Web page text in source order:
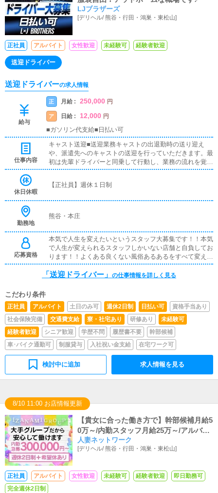
LJブラザーズ
[デリヘル/熊谷・行田・鴻巣・東松山]
正社員 アルバイト 女性歓迎 未経験可 経験者歓迎
送迎ドライバー
送迎ドライバーの求人情報
給与
正 月給 : 250,000 円
ア 日給 : 12,000 円
■ガソリン代支給■日払い可
仕事内容
キャスト送迎■送迎業務キャストの出退勤時の送り迎え
や、派遣先へのキャストの送迎を行っていただきます。最
初は先輩ドライバーと同乗して行動し、業務の流れを覚え
ていただきますので、未経験の方でも安心して働けます。
リン代・高速代は支給します。■清掃業務送迎業務の空き
休日休暇
【正社員】週休１日制
勤務地
熊谷・本庄
応募資格
本気で人生を変えたいというスタッフ大募集です！！本気
で人生が変えられるスタッフしかいない店舗と自負してお
ります！！よくある良くない風俗あるあるをすべて変えて
いくことは宣言いたします！！！応募資格は上記をみたせ
れば学歴経歴一切問いません！！！どうかわたくしにお力
「送迎ドライバー」 の仕事情報を詳しく見る
こだわり条件
正社員 アルバイト 土日のみ可 週休2日制 日払い可
資格手当あり
社会保険完備
交通費支給 寮・社宅あり 研修あり
未経験可
経験者歓迎
シニア歓迎 学歴不問 履歴書不要
幹部候補
車･バイク通勤可
制服貸与 入社祝い金支給 在宅ワーク可
検討中に追加 求人情報を見る
8/10 11:00 お店情報更新
【貴女に合った働き方で】幹部候補月給5
0万～/内勤スタッフ月給25万～/アルバイ
ト時給1,100円～
人妻ネットワーク
[デリヘル/熊谷・行田・鴻巣・東松山]
正社員 アルバイト 女性歓迎 未経験可 経験者歓迎
即日勤務可
完全週休2日制